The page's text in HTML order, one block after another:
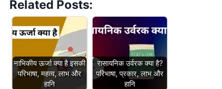
Related Posts:
नाभिकीय ऊर्जा क्या है इसकी
परिभाषा, महत्व, लाभ और
हानि
रासायनिक उर्वरक क्या है?
परिभाषा, प्रकार, लाभ और
हानि